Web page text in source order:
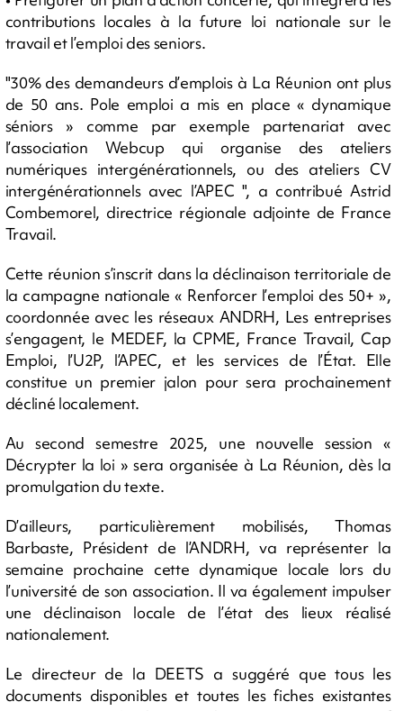
contributions locales à la future loi nationale sur le
travail et l’emploi des seniors.
"30% des demandeurs d’emplois à La Réunion ont plus
de 50 ans. Pole emploi a mis en place « dynamique
séniors » comme par exemple partenariat avec
l’association Webcup qui organise des ateliers
numériques intergénérationnels, ou des ateliers CV
intergénérationnels avec l’APEC ", a contribué Astrid
Combemorel, directrice régionale adjointe de France
Travail.
Cette réunion s’inscrit dans la déclinaison territoriale de
la campagne nationale « Renforcer l’emploi des 50+ »,
coordonnée avec les réseaux ANDRH, Les entreprises
s’engagent, le MEDEF, la CPME, France Travail, Cap
Emploi, l’U2P, l’APEC, et les services de l’État. Elle
constitue un premier jalon pour sera prochainement
décliné localement.
Au second semestre 2025, une nouvelle session «
Décrypter la loi » sera organisée à La Réunion, dès la
promulgation du texte.
D’ailleurs, particulièrement mobilisés, Thomas
Barbaste, Président de l’ANDRH, va représenter la
semaine prochaine cette dynamique locale lors du
l’université de son association. Il va également impulser
une déclinaison locale de l’état des lieux réalisé
nationalement.
Le directeur de la DEETS a suggéré que tous les
documents disponibles et toutes les fiches existantes